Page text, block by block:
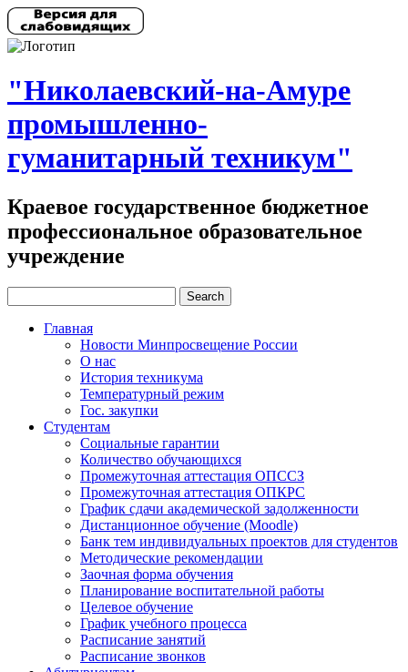
"Николаевский-на-Амуре
промышленно-
гуманитарный техникум"
Краевое государственное бюджетное
профессиональное образовательное
учреждение
Главная
Новости Минпросвещение России
О нас
История техникума
Температурный режим
Гос. закупки
Студентам
Социальные гарантии
Количество обучающихся
Промежуточная аттестация ОПССЗ
Промежуточная аттестация ОПКРС
График сдачи академической задолженности
Дистанционное обучение (Moodle)
Банк тем индивидуальных проектов для студентов
Методические рекомендации
Заочная форма обучения
Планирование воспитательной работы
Целевое обучение
График учебного процесса
Расписание занятий
Расписание звонков